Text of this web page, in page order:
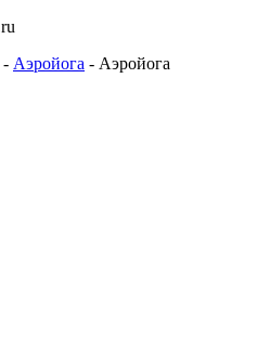
- Аэройога - Аэройога